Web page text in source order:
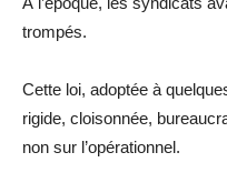
trompés.
Cette loi, adoptée à
rigide, cloisonnée,
non sur l’opérationnel.